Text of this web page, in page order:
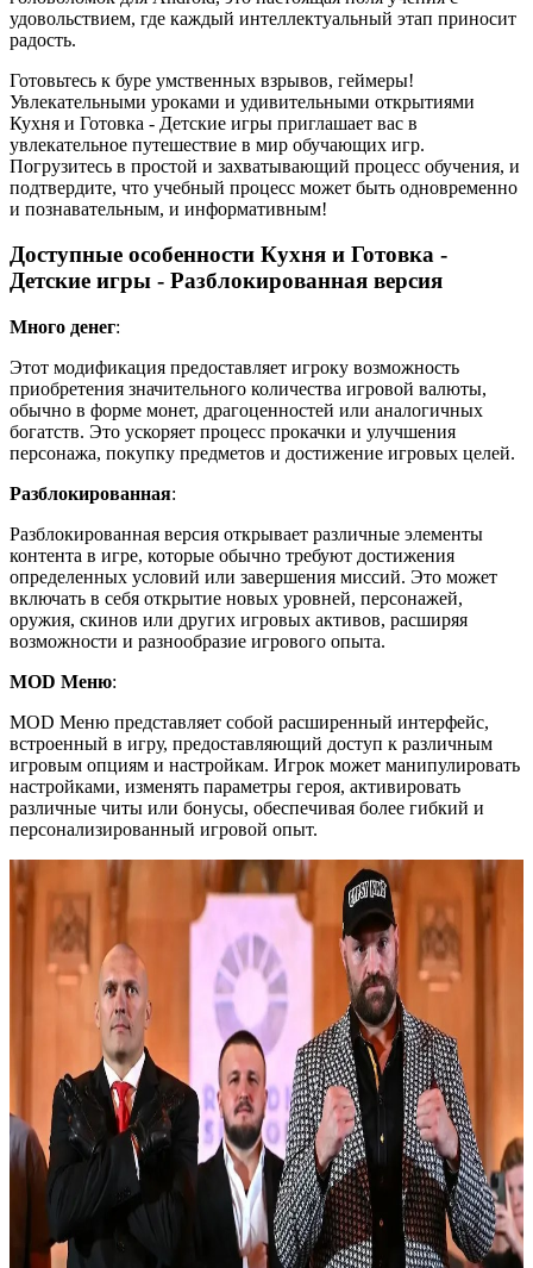
удовольствием, где каждый интеллектуальный этап приносит
радость.
Готовьтесь к буре умственных взрывов, геймеры!
Увлекательными уроками и удивительными открытиями
Кухня и Готовка - Детские игры приглашает вас в
увлекательное путешествие в мир обучающих игр.
Погрузитесь в простой и захватывающий процесс обучения, и
подтвердите, что учебный процесс может быть одновременно
и познавательным, и информативным!
Доступные особенности Кухня и Готовка -
Детские игры - Разблокированная версия
Много денег:
Этот модификация предоставляет игроку возможность
приобретения значительного количества игровой валюты,
обычно в форме монет, драгоценностей или аналогичных
богатств. Это ускоряет процесс прокачки и улучшения
персонажа, покупку предметов и достижение игровых целей.
Разблокированная:
Разблокированная версия открывает различные элементы
контента в игре, которые обычно требуют достижения
определенных условий или завершения миссий. Это может
включать в себя открытие новых уровней, персонажей,
оружия, скинов или других игровых активов, расширяя
возможности и разнообразие игрового опыта.
MOD Меню:
MOD Меню представляет собой расширенный интерфейс,
встроенный в игру, предоставляющий доступ к различным
игровым опциям и настройкам. Игрок может манипулировать
настройками, изменять параметры героя, активировать
различные читы или бонусы, обеспечивая более гибкий и
персонализированный игровой опыт.